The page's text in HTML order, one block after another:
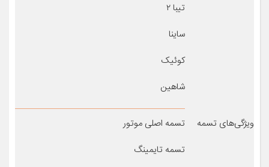
تیبا ۲
ساینا
کوئیک
شاهین
ویژگی‌های تسمه
تسمه اصلی موتور
تسمه تایمینگ